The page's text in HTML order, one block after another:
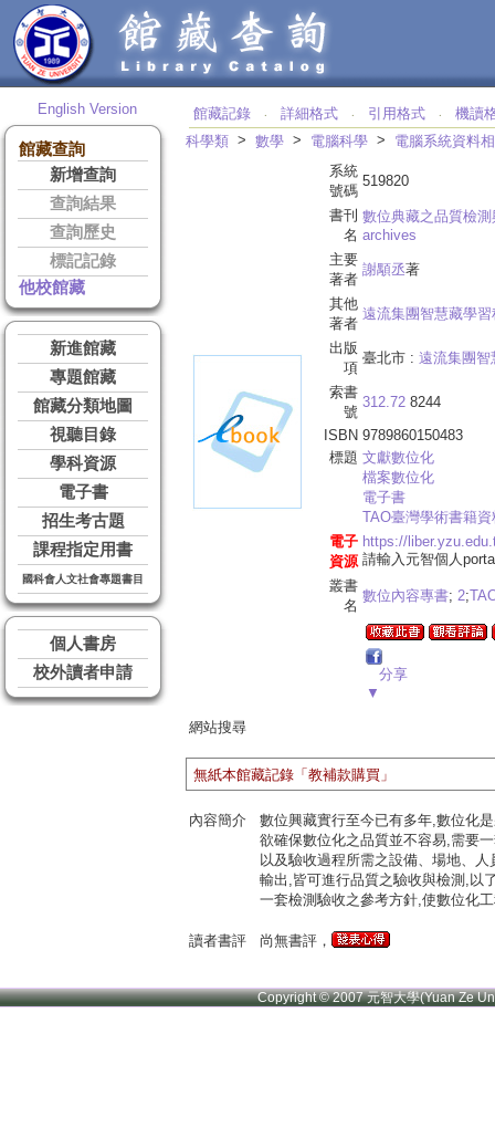
English Version
館藏查詢
新增查詢
查詢結果
查詢歷史
標記記錄
他校館藏
新進館藏
專題館藏
館藏分類地圖
視聽目錄
學科資源
電子書
招生考古題
課程指定用書
國科會人文社會專題書目
個人書房
校外讀者申請
館藏記錄 ‧ 詳細格式 ‧ 引用格式 ‧
機讀
科學類 > 數學 > 電腦科學 > 電腦系統資料
系統
號碼
519820
書刊
名
數位典藏之品質檢測
archives
主要
著者
謝顒丞著
其他
著者
遠流集團智慧藏學
出版
項
臺北市 : 遠流集團智
索書
號
312.72 8244
ISBN 9789860150483
標題 文獻數位化
檔案數位化
電子書
TAO臺灣學術書籍資
電子
資源
https://
請輸入元智個人
叢書
名
數位內容專書; 2;
分享
▼
網站搜尋
無紙本館藏記錄「教補款購買」
內容簡介
數位興藏實行至今已有多年,數位化
欲確保數位化之品質並不容易,需要
以及驗收過程所需之設備、場地、
輸出,皆可進行品質之驗收與檢測,以
一套檢測驗收之參考方針,使數位化
讀者書評 尚無書評，
Copyright © 2007 元智大學(Yuan Ze